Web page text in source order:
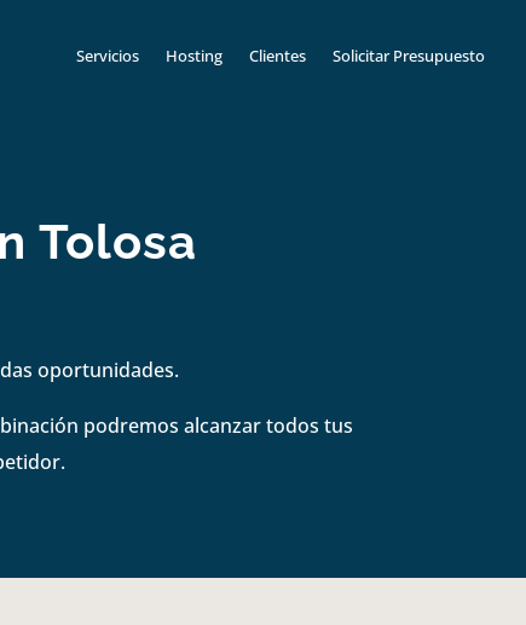
Servicios Hosting Clientes Solicitar Presupuesto
Tolosa
oportunidades.
podremos alcanzar todos tus